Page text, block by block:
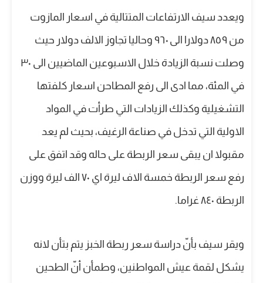
ويعدد سيف الارتفاعات المتتالية في اسعار المازوت
من ٨٥٩ دولارا الى ٩٦٠ وحاليا تجاوز الالف دولار حيث
وصلت نسبة الزيادة خلال الاسبوعين الماضيين الى ٣٠
في المئة، مما ادى الى رفع المطاحن اسعار كلفتها
التشغيلية وكذلك الزيادات التي طرأت في المواد
الاولية التي تدخل في صناعة الرغيف، بحيث لم يعد
مقبولا ان يبقى سعر الربطة على حاله وقد اتفق على
رفع سعر الربطة خمسة الاف ليرة اي ٧٠ الف ليرة ووزن
الربطة ٨٤٠ غراما.
ويقر سيف بأنّ دراسة سعر ربطة الخبز يتم بتأن لانه
يشكل لقمة عيش المواطنين، وطمأن أنّ الطحين